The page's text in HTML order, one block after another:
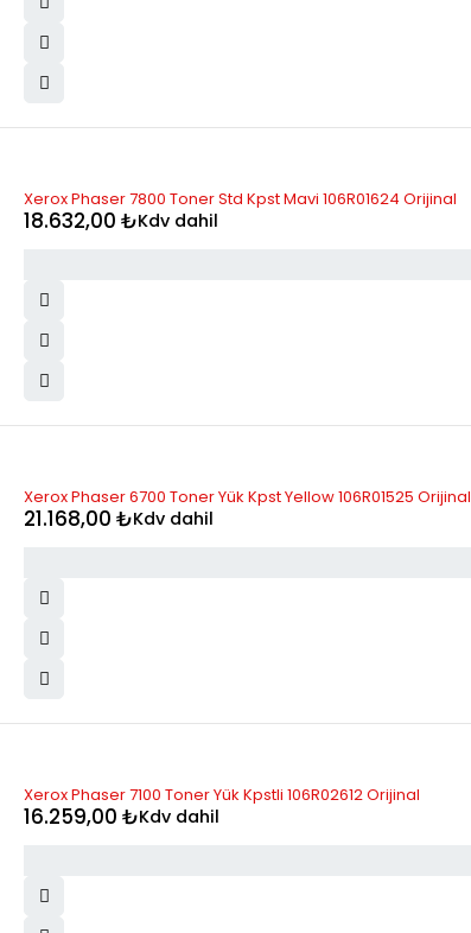
Xerox Phaser 7800 Toner Std Kpst Mavi 106R01624 Orijinal
18.632,00 ₺Kdv dahil
Xerox Phaser 6700 Toner Yük Kpst Yellow 106R01525 Orijinal
21.168,00 ₺Kdv dahil
STOK YOK
Xerox Phaser 7100 Toner Yük Kpstli 106R02612 Orijinal
16.259,00 ₺Kdv dahil